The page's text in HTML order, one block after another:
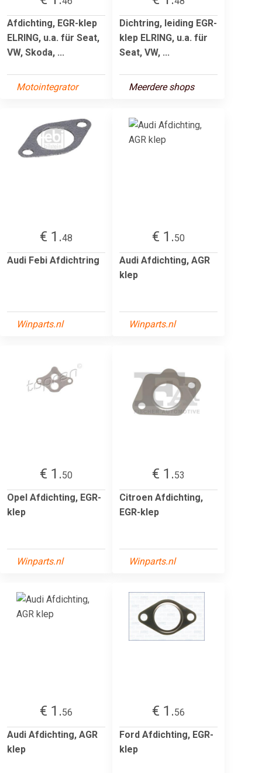
Afdichting, EGR-klep
ELRING, u.a. für Seat,
VW, Skoda, ...
Motointegrator
Dichtring, leiding EGR-
klep ELRING, u.a. für
Seat, VW, ...
Meerdere shops
€ 1.48
Audi Febi Afdichtring
Winparts.nl
€ 1.50
Audi Afdichting, AGR
klep
Winparts.nl
€ 1.50
Opel Afdichting, EGR-
klep
Winparts.nl
€ 1.53
Citroen Afdichting,
EGR-klep
Winparts.nl
€ 1.56
Audi Afdichting, AGR
klep
€ 1.56
Ford Afdichting, EGR-
klep